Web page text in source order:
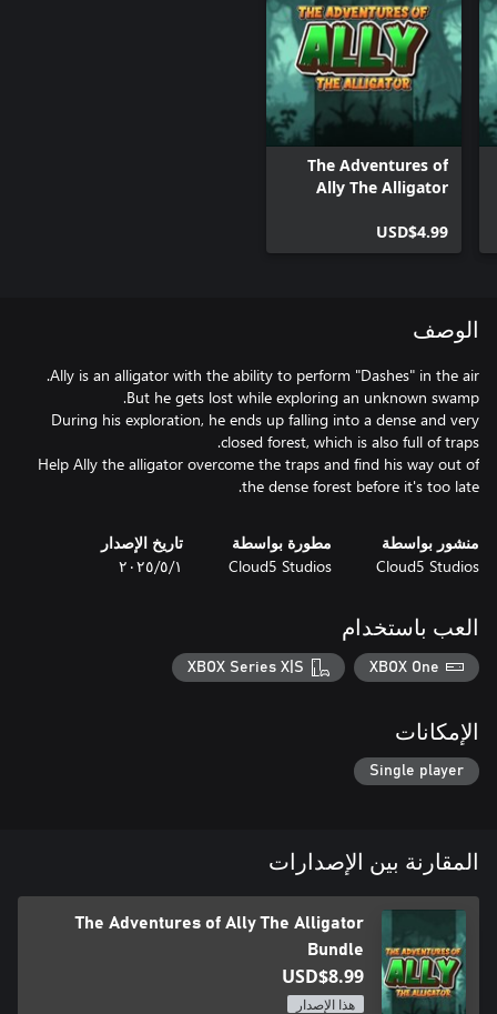
The Adventures of
Ally The Alligator
USD$4.99
الوصف
During his exploration, he ends up falling into a dense and very
Help Ally the alligator overcome the traps and find his way out of
the dense forest before it's too late.
منشور بواسطة
Cloud5 Studios
مطورة بواسطة
Cloud5 Studios
تاريخ الإصدار
١‏/٥‏/٢٠٢٥
العب باستخدام
XBOX One
XBOX Series X|S
الإمكانات
Single player
المقارنة بين الإصدارات
The Adventures of Ally The Alligator
Bundle
USD$8.99
هذا الإصدار